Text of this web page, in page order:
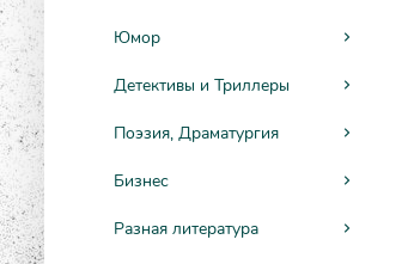
Юмор
Детективы и Триллеры
Поэзия, Драматургия
Бизнес
Разная литература